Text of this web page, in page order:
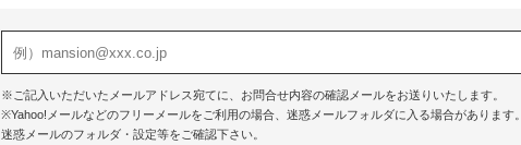
※ご記入いただいたメールアドレス宛てに、お問合せ内容の確認メールをお送りいたします。
※Yahoo!メールなどのフリーメールをご利用の場合、迷惑メールフォルダに入る場合があります。
迷惑メールのフォルダ・設定等をご確認下さい。